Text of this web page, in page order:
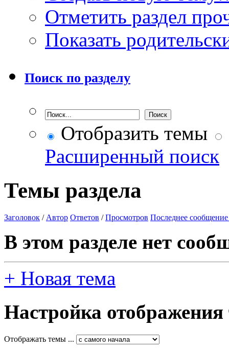
Отметить раздел
Показать
Поиск по разделу
Отобразить темы
Расширенный поиск
Темы раздела
Заголовок / Автор Ответов /Просмотров Последнее сообщение
В этом разделе нет
+ Новая тема
Настройка отображения
Отображать темы ...